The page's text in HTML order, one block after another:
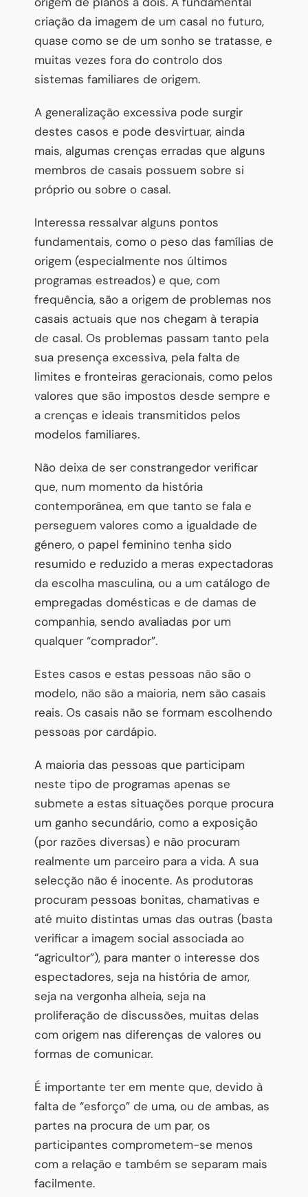
criação da imagem de um casal no futuro,
quase como se de um sonho se tratasse, e
muitas vezes fora do controlo dos
sistemas familiares de origem.
A generalização excessiva pode surgir
destes casos e pode desvirtuar, ainda
mais, algumas crenças erradas que alguns
membros de casais possuem sobre si
próprio ou sobre o casal.
Interessa ressalvar alguns pontos
fundamentais, como o peso das famílias de
origem (especialmente nos últimos
programas estreados) e que, com
frequência, são a origem de problemas nos
casais actuais que nos chegam à terapia
de casal. Os problemas passam tanto pela
sua presença excessiva, pela falta de
limites e fronteiras geracionais, como pelos
valores que são impostos desde sempre e
a crenças e ideais transmitidos pelos
modelos familiares.
Não deixa de ser constrangedor verificar
que, num momento da história
contemporânea, em que tanto se fala e
perseguem valores como a igualdade de
género, o papel feminino tenha sido
resumido e reduzido a meras expectadoras
da escolha masculina, ou a um catálogo de
empregadas domésticas e de damas de
companhia, sendo avaliadas por um
qualquer “comprador”.
Estes casos e estas pessoas não são o
modelo, não são a maioria, nem são casais
reais. Os casais não se formam escolhendo
pessoas por cardápio.
A maioria das pessoas que participam
neste tipo de programas apenas se
submete a estas situações porque procura
um ganho secundário, como a exposição
(por razões diversas) e não procuram
realmente um parceiro para a vida. A sua
selecção não é inocente. As produtoras
procuram pessoas bonitas, chamativas e
até muito distintas umas das outras (basta
verificar a imagem social associada ao
“agricultor”), para manter o interesse dos
espectadores, seja na história de amor,
seja na vergonha alheia, seja na
proliferação de discussões, muitas delas
com origem nas diferenças de valores ou
formas de comunicar.
É importante ter em mente que, devido à
falta de “esforço” de uma, ou de ambas, as
partes na procura de um par, os
participantes comprometem-se menos
com a relação e também se separam mais
facilmente.